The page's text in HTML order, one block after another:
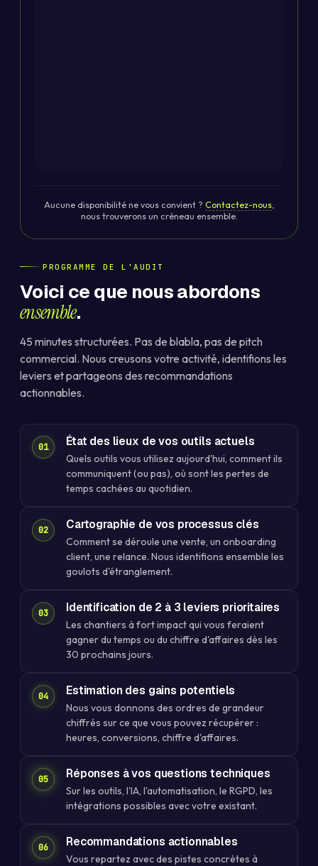
PROGRAMME DE L'AUDIT
Voici ce que nous abordons
ensemble.
45 minutes structurées. Pas de blabla, pas de pitch
commercial. Nous creusons votre activité, identifions les
leviers et partageons des recommandations
actionnables.
État des lieux de vos outils actuels
Quels outils vous utilisez aujourd'hui, comment ils
communiquent (ou pas), où sont les pertes de
temps cachées au quotidien.
Cartographie de vos processus clés
Comment se déroule une vente, un onboarding
client, une relance. Nous identifions ensemble les
goulots d'étranglement.
Identification de 2 à 3 leviers prioritaires
Les chantiers à fort impact qui vous feraient
gagner du temps ou du chiffre d'affaires dès les
30 prochains jours.
Estimation des gains potentiels
Nous vous donnons des ordres de grandeur
chiffrés sur ce que vous pouvez récupérer :
heures, conversions, chiffre d'affaires.
Réponses à vos questions techniques
Sur les outils, l'IA, l'automatisation, le RGPD, les
intégrations possibles avec votre existant.
Recommandations actionnables
Vous repartez avec des pistes concrètes à
Aucune disponibilité ne vous convient ? Contactez-nous
nous trouverons un créneau ensemble.